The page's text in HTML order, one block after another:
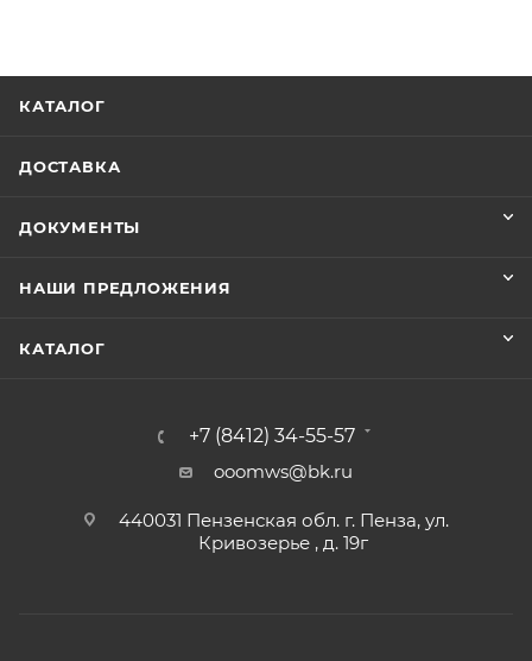
КАТАЛОГ
ДОСТАВКА
ДОКУМЕНТЫ
НАШИ ПРЕДЛОЖЕНИЯ
КАТАЛОГ
+7 (8412) 34-55-57
ooomws@bk.ru
440031 Пензенская обл. г. Пенза, ул.
Кривозерье , д. 19г